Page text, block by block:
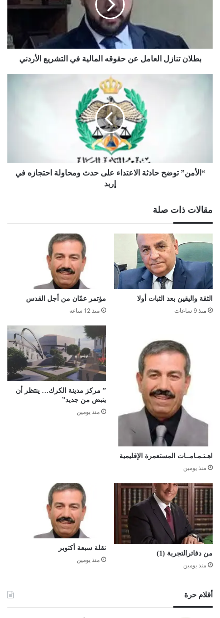
الأردني
بطلان تنازل العامل عن حقوقه المالية في التشريع الأردني
في
إربد“الأمن” توضح حادثة الاعتداء على حدث ومحاولة احتجازه في
إربد
مقالات ذات صلة
الثقة واليقين بعد الثبات أولا
منذ 9 ساعات
مؤتمر عمّان من أجل القدس
منذ 12 ساعة
اهـتـمـامــات المستعمرة الإقليمية
منذ يومين
” مركز مدينة الكرك… ينتظر أن
ينبض من جديد”
منذ يومين
من دفاترالتجربة (1)
منذ يومين
نقلة سبعة أكتوبر
منذ يومين
أقلام حرة